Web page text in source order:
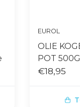
EUROL
OLIE
POT
€18,95